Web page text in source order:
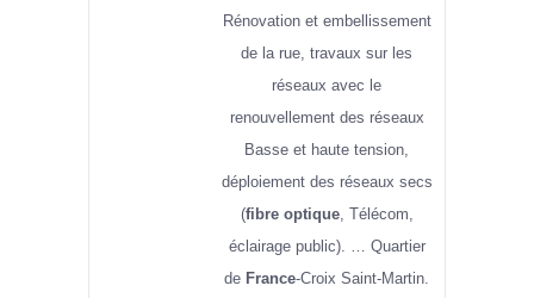
Rénovation et embellissement
de la rue, travaux sur les
réseaux avec le
renouvellement des réseaux
Basse et haute tension,
déploiement des réseaux secs
(fibre optique, Télécom,
éclairage public). … Quartier
de France-Croix Saint-Martin.